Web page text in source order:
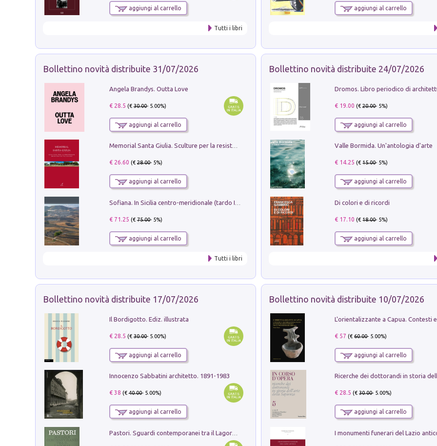
aggiungi al carrello
Tutti i libri
aggiungi al carrello
Bollettino novità distribuite 31/07/2026
Angela Brandys. Outta Love
€ 28.5 (€30.00- 5.00%)
aggiungi al carrello
Memorial Santa Giulia. Sculture per la resistenza Monchio di Palagano
€ 26.60 (€28.00- 5%)
aggiungi al carrello
€ 71.25 (€75.00- 5%)
aggiungi al carrello
Tutti i libri
Bollettino novità distribuite 24/07/2026
€ 19.00 (€20.00- 5%)
aggiungi al carrello
Valle Bormida. Un'antologia d'arte
€ 14.25 (€15.00- 5%)
aggiungi al carrello
Di colori e di ricordi
€ 17.10 (€18.00- 5%)
aggiungi al carrello
Bollettino novità distribuite 17/07/2026
Il Bordigotto. Ediz. illustrata
€ 28.5 (€30.00- 5.00%)
aggiungi al carrello
Innocenzo Sabbatini architetto. 1891-1983
€ 38 (€40.00- 5.00%)
aggiungi al carrello
Pastori. Sguardi contemporanei tra il Lagorai e la pianura. Ediz. illustrata
Bollettino novità distribuite 10/07/2026
€ 57 (€60.00- 5.00%)
aggiungi al carrello
€ 28.5 (€30.00- 5.00%)
aggiungi al carrello